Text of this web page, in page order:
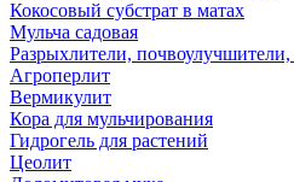
Кокосовый субстрат в матах
Мульча садовая
Разрыхлители, почвоулучшители,
Агроперлит
Вермикулит
Кора для мульчирования
Гидрогель для растений
Цеолит